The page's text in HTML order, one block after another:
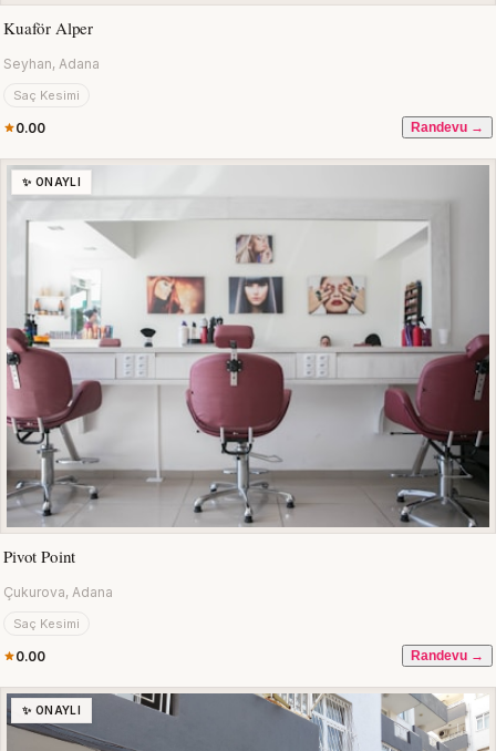
Kuaför Alper
Seyhan, Adana
Saç Kesimi
0.00 Randevu →
✨ ONAYLI
Pivot Point
Çukurova, Adana
Saç Kesimi
0.00 Randevu →
✨ ONAYLI